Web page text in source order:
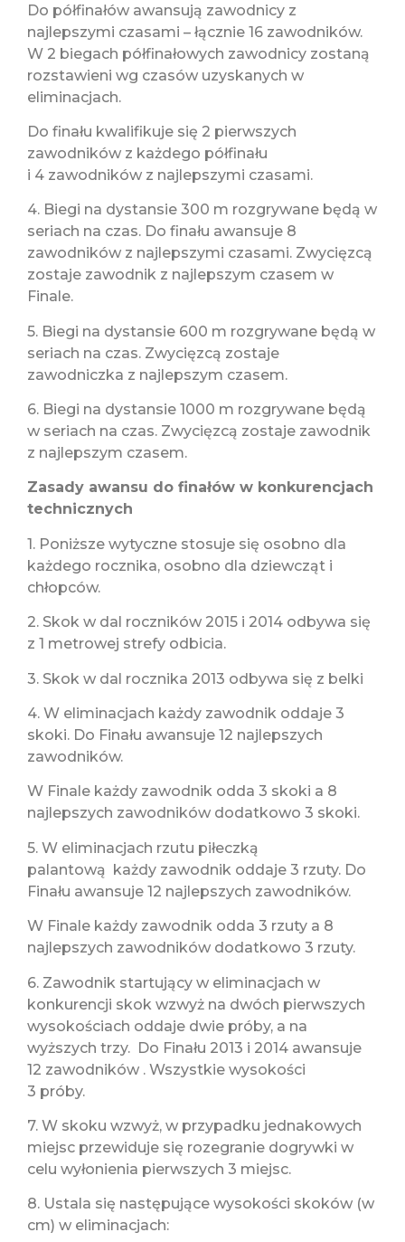
Do półfinałów awansują zawodnicy z
najlepszymi czasami – łącznie 16 zawodników.
W 2 biegach półfinałowych zawodnicy zostaną
rozstawieni wg czasów uzyskanych w
eliminacjach.
Do finału kwalifikuje się 2 pierwszych
zawodników z każdego półfinału
i 4 zawodników z najlepszymi czasami.
4. Biegi na dystansie 300 m rozgrywane będą w
seriach na czas. Do finału awansuje 8
zawodników z najlepszymi czasami. Zwycięzcą
zostaje zawodnik z najlepszym czasem w
Finale.
5. Biegi na dystansie 600 m rozgrywane będą w
seriach na czas. Zwycięzcą zostaje
zawodniczka z najlepszym czasem.
6. Biegi na dystansie 1000 m rozgrywane będą
w seriach na czas. Zwycięzcą zostaje zawodnik
z najlepszym czasem.
Zasady awansu do finałów w konkurencjach
technicznych
1. Poniższe wytyczne stosuje się osobno dla
każdego rocznika, osobno dla dziewcząt i
chłopców.
2. Skok w dal roczników 2015 i 2014 odbywa się
z 1 metrowej strefy odbicia.
3. Skok w dal rocznika 2013 odbywa się z belki
4. W eliminacjach każdy zawodnik oddaje 3
skoki. Do Finału awansuje 12 najlepszych
zawodników.
W Finale każdy zawodnik odda 3 skoki a 8
najlepszych zawodników dodatkowo 3 skoki.
5. W eliminacjach rzutu piłeczką
palantową każdy zawodnik oddaje 3 rzuty. Do
Finału awansuje 12 najlepszych zawodników.
W Finale każdy zawodnik odda 3 rzuty a 8
najlepszych zawodników dodatkowo 3 rzuty.
6. Zawodnik startujący w eliminacjach w
konkurencji skok wzwyż na dwóch pierwszych
wysokościach oddaje dwie próby, a na
wyższych trzy. Do Finału 2013 i 2014 awansuje
12 zawodników . Wszystkie wysokości
3 próby.
7. W skoku wzwyż, w przypadku jednakowych
miejsc przewiduje się rozegranie dogrywki w
celu wyłonienia pierwszych 3 miejsc.
8. Ustala się następujące wysokości skoków (w
cm) w eliminacjach: